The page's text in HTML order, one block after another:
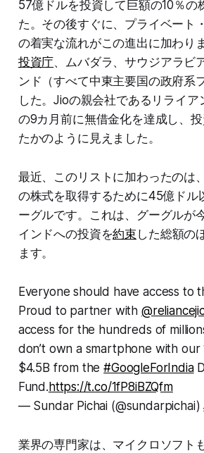
57億ドルを投資して巨額の10％の
た。その後すぐに、プライベート
の着実な流れがこの進出に加わり
投資庁、ムバダラ、サウジアラビ
ンド（すべて中東主要国の政府系
した。Jioの親会社であるリライア
の9カ月前に無借金化を達成し、
たかのように見えました。
最近、このリストに加わったのは
の株式を取得するために45億ドル
ーグルです。これは、グーグルが
インドへの投資を約束 した総額の
ます。
Everyone should have access to
Proud to partner with
access for the hundreds of
don’t own a smartphone with our
$4.5B from the#GoogleForIndia
Fund. https://t.co/1fP8iBZQfm
— Sundar Pichai (@sundarpichai)
業界の専門家は、マイクロソフト